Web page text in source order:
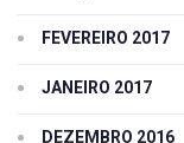
FEVEREIRO 2017
JANEIRO 2017
DEZEMBRO 2016